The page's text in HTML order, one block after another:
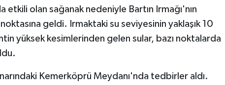
etkili olan sağanak nedeniyle Bartın Irmağı'nın
geldi. Irmaktaki su seviyesinin yaklaşık 10
yüksek kesimlerinden gelen sular, bazı noktalarda
Kemerköprü Meydanı'nda tedbirler aldı.